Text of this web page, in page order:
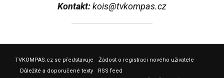
Kontakt:kois@tvkompas.cz
TVKOMPAS.cz se představuje
Žádost o registraci nového uživatele
Důležité a doporučené texty
RSS feed